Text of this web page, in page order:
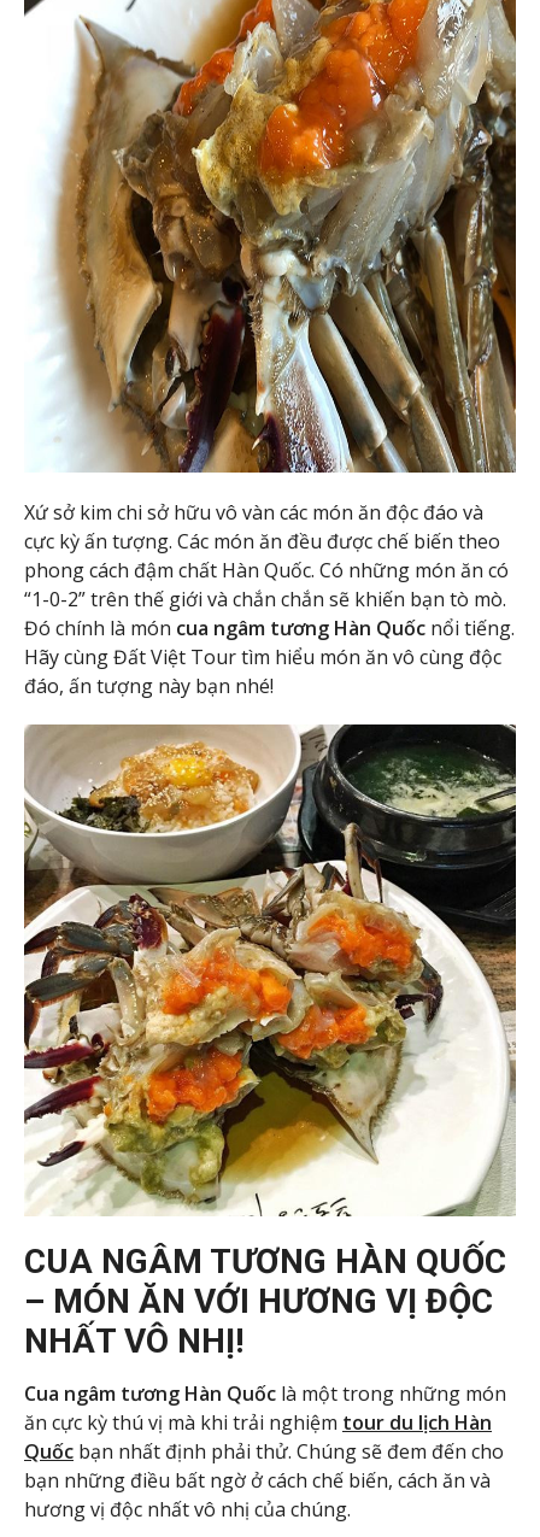
Xứ sở kim chi sở hữu vô vàn các món ăn độc đáo và
cực kỳ ấn tượng. Các món ăn đều được chế biến theo
phong cách đậm chất Hàn Quốc. Có những món ăn có
“1-0-2” trên thế giới và chắn chắn sẽ khiến bạn tò mò.
Đó chính là món cua ngâm tương Hàn Quốc nổi tiếng.
Hãy cùng Đất Việt Tour tìm hiểu món ăn vô cùng độc
đáo, ấn tượng này bạn nhé!
CUA NGÂM TƯƠNG HÀN QUỐC
– MÓN ĂN VỚI HƯƠNG VỊ ĐỘC
NHẤT VÔ NHỊ!
Cua ngâm tương Hàn Quốc là một trong những món
ăn cực kỳ thú vị mà khi trải nghiệm tour du lịch Hàn
Quốc bạn nhất định phải thử. Chúng sẽ đem đến cho
bạn những điều bất ngờ ở cách chế biến, cách ăn và
hương vị độc nhất vô nhị của chúng.